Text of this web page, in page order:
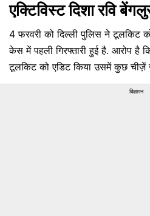
एक्टिविस्ट दिशा रवि
4 फरवरी को दिल्ली पुलिस ने टूलकिट
केस में पहली गिरफ्तारी हुई है. आरोप है
टूलकिट को एडिट किया उसमें कुछ
विज्ञापन